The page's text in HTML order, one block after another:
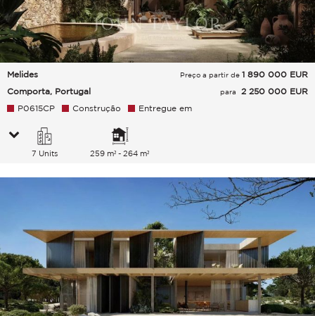
Melides
Comporta, Portugal
Preço a partir de 1 890 000 EUR
para
2 250 000 EUR
P0615CP
Construção Entregue em
7 Units 259 m² - 264 m²